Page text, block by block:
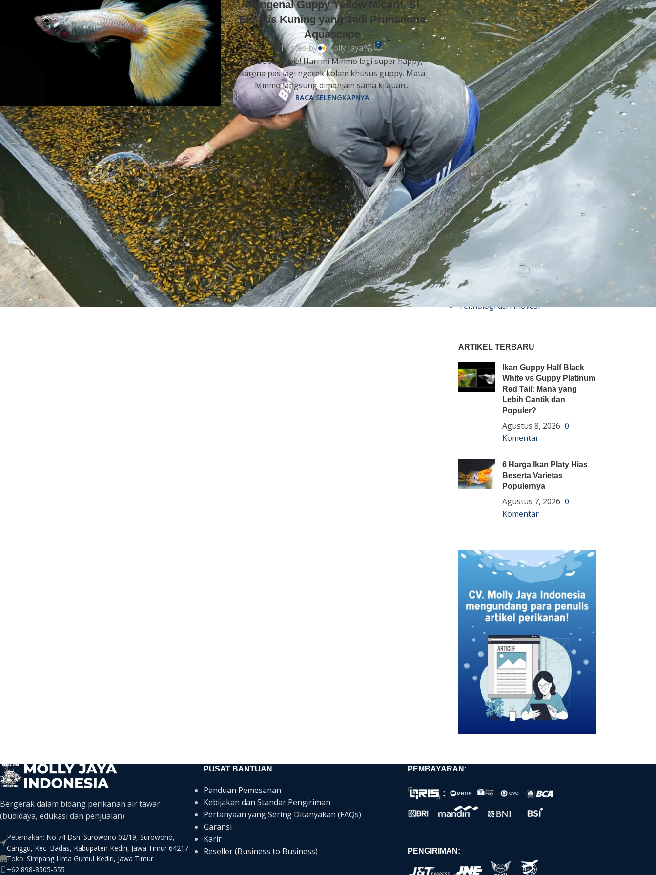
Mengenal Guppy Yellow Micarif, Si
Eksotis Kuning yang Jadi Primadona
Aquascape
Posted by Molly Jaya 0
Eyy, Sobat Moja! Hari ini Minmo lagi super happy,
karena pas lagi ngecek kolam khusus guppy. Mata
Minmo langsung dimanjain sama kilauan...
BACA SELENGKAPNYA
Molly
Channa
Koi
Koki
Guppy
Platy
Glofish
Danio
Manfish
Discuss
Palmas
Kura-kura
KATEGORI
Berita
Bisnis
Budidaya
Event
Informasi Lain
Pembenihan Ikan
Pembesaran Ikan
Teknologi dan Inovasi
ARTIKEL TERBARU
Ikan Guppy Half Black
White vs Guppy Platinum
Red Tail: Mana yang
Lebih Cantik dan
Populer?
Agustus 8, 2026 0
Komentar
6 Harga Ikan Platy Hias
Beserta Varietas
Populernya
Agustus 7, 2026 0
Komentar
Bergerak dalam bidang perikanan air tawar
(budidaya, edukasi dan penjualan)
Peternakan: No.74 Dsn. Surowono 02/19, Surowono,
Canggu, Kec. Badas, Kabupaten Kediri, Jawa Timur 64217
Toko: Simpang Lima Gumul Kediri, Jawa Timur
+62 898-8505-555
PUSAT BANTUAN
Panduan Pemesanan
Kebijakan dan Standar Pengiriman
Pertanyaan yang Sering Ditanyakan (FAQs)
Garansi
Karir
Reseller (Business to Business)
PEMBAYARAN:
PENGIRIMAN: